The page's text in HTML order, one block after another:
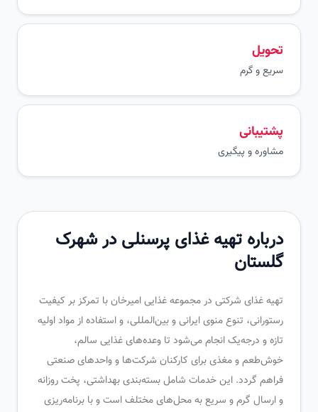
سریع و گرم
پشتیبانی
مشاوره و پیگیری
درباره تهیه غذای پرسنلی در شهرک
گلستان
تهیه غذای شرکتی در مجموعه غذایی امیرخان با تمرکز بر کیفیت
رستورانی، تنوع منوی ایرانی و بین‌المللی، و استفاده از مواد اولیه
تازه و درجه‌یک انجام می‌شود تا وعده‌های غذایی سالم،
خوش‌طعم و مغذی برای کارکنان شرکت‌ها و واحدهای صنعتی
فراهم گردد. این خدمات شامل بسته‌بندی بهداشتی، پخت روزانه
و ارسال گرم و سریع به محل‌های مختلف است و با برنامه‌ریزی